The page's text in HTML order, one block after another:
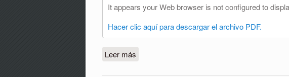
It appears your Web browser is not configured to
Hacer clic aquí para descargar el archivo PDF.
Leer más